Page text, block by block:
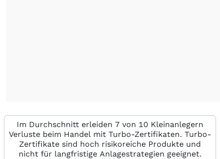
Im Durchschnitt erleiden 7 von 10 Kleinanlegern
Verluste beim Handel mit Turbo-Zertifikaten. Turbo-
Zertifikate sind hoch risikoreiche Produkte und
nicht für langfristige Anlagestrategien geeignet.